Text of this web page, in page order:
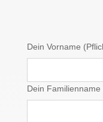
Dein Vorname
Dein Familienname